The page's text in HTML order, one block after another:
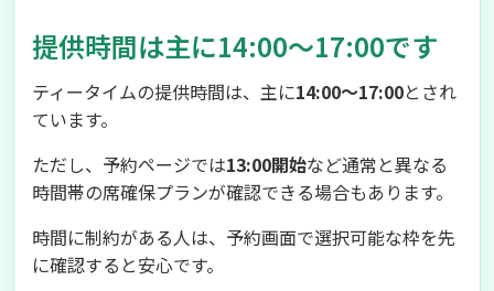
提供時間は主に14:00～17:00です
ティータイムの提供時間は、主に14:00～17:00とされ
ています。
ただし、予約ページでは13:00開始など通常と異なる
時間帯の席確保プランが確認できる場合もあります。
時間に制約がある人は、予約画面で選択可能な枠を先
に確認すると安心です。